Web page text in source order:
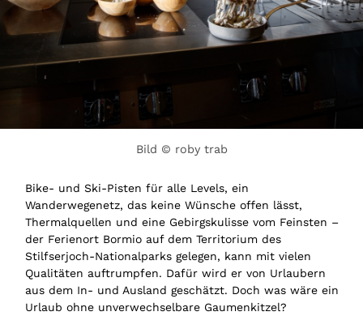
Bild © roby trab
Bike- und Ski-Pisten für alle Levels, ein
Wanderwegenetz, das keine Wünsche offen lässt,
Thermalquellen und eine Gebirgskulisse vom Feinsten –
der Ferienort Bormio auf dem Territorium des
Stilfserjoch-Nationalparks gelegen, kann mit vielen
Qualitäten auftrumpfen. Dafür wird er von Urlaubern
aus dem In- und Ausland geschätzt. Doch was wäre ein
Urlaub ohne unverwechselbare Gaumenkitzel?